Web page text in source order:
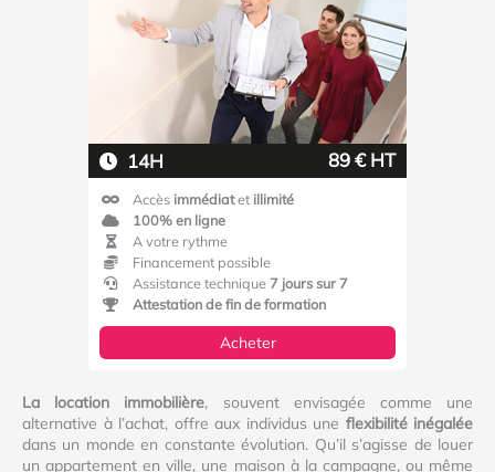
La location immobilière, souvent envisagée comme une
alternative à l’achat, offre aux individus une flexibilité inégalée
dans un monde en constante évolution. Qu’il s’agisse de louer
un appartement en ville, une maison à la campagne, ou même
14H 89 € HT
Accès immédiatet illimité
100% en ligne
A votre rythme
Financement possible
Assistance technique 7 jours sur 7
Attestation de fin de formation
Acheter